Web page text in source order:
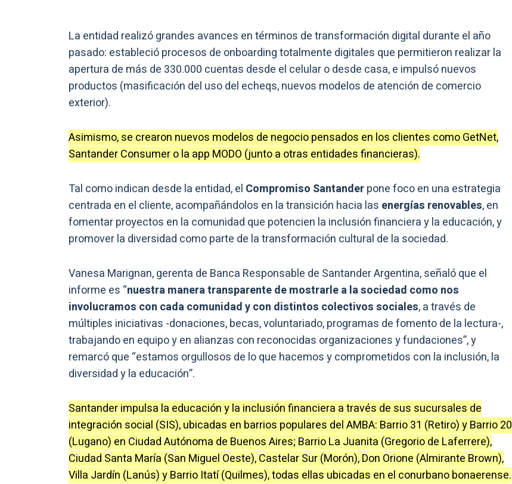
La entidad realizó grandes avances en términos de transformación digital durante el año
pasado: estableció procesos de onboarding totalmente digitales que permitieron realizar la
apertura de más de 330.000 cuentas desde el celular o desde casa, e impulsó nuevos
productos (masificación del uso del echeqs, nuevos modelos de atención de comercio
exterior).
Asimismo, se crearon nuevos modelos de negocio pensados en los clientes como GetNet,
Santander Consumer o la app MODO (junto a otras entidades financieras).
Tal como indican desde la entidad, el Compromiso Santanderpone foco en una estrategia
centrada en el cliente, acompañándolos en la transición hacia las energías renovables, en
fomentar proyectos en la comunidad que potencien la inclusión financiera y la educación, y
promover la diversidad como parte de la transformación cultural de la sociedad.
Vanesa Marignan, gerenta de Banca Responsable de Santander Argentina, señaló que el
informe es “nuestra manera transparente de mostrarle a la sociedad como nos
involucramos con cada comunidad y con distintos colectivos sociales, a través de
múltiples iniciativas -donaciones, becas, voluntariado, programas de fomento de la lectura-,
trabajando en equipo y en alianzas con reconocidas organizaciones y fundaciones”, y
remarcó que “estamos orgullosos de lo que hacemos y comprometidos con la inclusión, la
diversidad y la educación”.
Santander impulsa la educación y la inclusión financiera a través de sus sucursales de
integración social (SIS), ubicadas en barrios populares del AMBA: Barrio 31 (Retiro) y Barrio 20
(Lugano) en Ciudad Autónoma de Buenos Aires; Barrio La Juanita (Gregorio de Laferrere),
Ciudad Santa María (San Miguel Oeste), Castelar Sur (Morón), Don Orione (Almirante Brown),
Villa Jardín (Lanús) y Barrio Itatí (Quilmes), todas ellas ubicadas en el conurbano bonaerense.